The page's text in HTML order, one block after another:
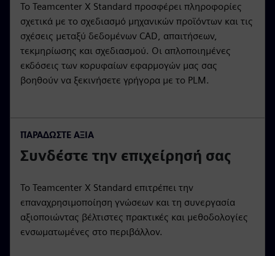
Το Teamcenter X Standard προσφέρει πληροφορίες
σχετικά με το σχεδιασμό μηχανικών προϊόντων και τις
σχέσεις μεταξύ δεδομένων CAD, απαιτήσεων,
τεκμηρίωσης και σχεδιασμού. Οι απλοποιημένες
εκδόσεις των κορυφαίων εφαρμογών μας σας
βοηθούν να ξεκινήσετε γρήγορα με το PLM.
ΠΑΡΑΔΏΣΤΕ ΑΞΊΑ
Συνδέστε την επιχείρησή σας
Το Teamcenter X Standard επιτρέπει την
επαναχρησιμοποίηση γνώσεων και τη συνεργασία
αξιοποιώντας βέλτιστες πρακτικές και μεθοδολογίες
ενσωματωμένες στο περιβάλλον.